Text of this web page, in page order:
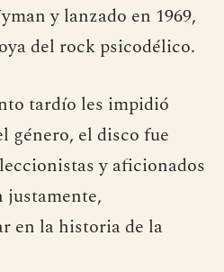
y lanzado en 1969,
del rock psicodélico.
tardío les impidió
género, el disco fue
y aficionados
justamente,
en la historia de la